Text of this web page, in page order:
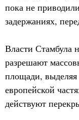
пока не
задержаниях,
Власти Стамбула
разрешают
площади, выделяя
европейской
действуют